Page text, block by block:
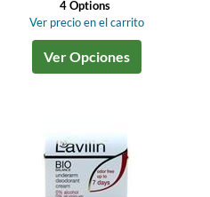
4 Options
Ver precio en el carrito
Ver Opciones